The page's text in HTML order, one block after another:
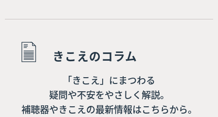
きこえのコラム
「きこえ」にまつわる
疑問や不安をやさしく解説。
補聴器やきこえの最新情報はこちらから。